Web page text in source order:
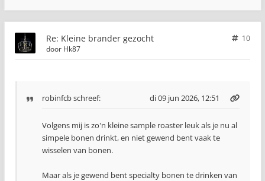
Re: Kleine brander gezocht
10
door Hk87
robinfcbschreef: di 09 jun 2026, 12:51
Volgens mij is zo'n kleine sample roaster leuk als je nu al
simpele bonen drinkt, en niet gewend bent vaak te
wisselen van bonen.
Maar als je gewend bent specialty bonen te drinken van